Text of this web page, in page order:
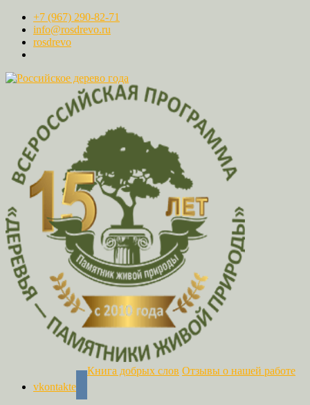
+7 (967) 290-82-71
info@rosdrevo.ru
rosdrevo
vkontakte
Книга добрых слов Отзывы о нашей работе